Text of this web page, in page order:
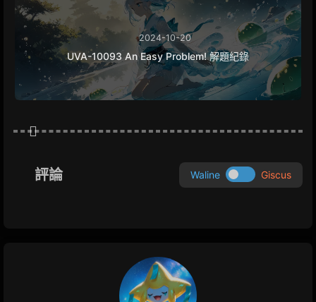
2024-10-20
UVA-10093 An Easy Problem! 解題紀錄
評論 Waline Giscus